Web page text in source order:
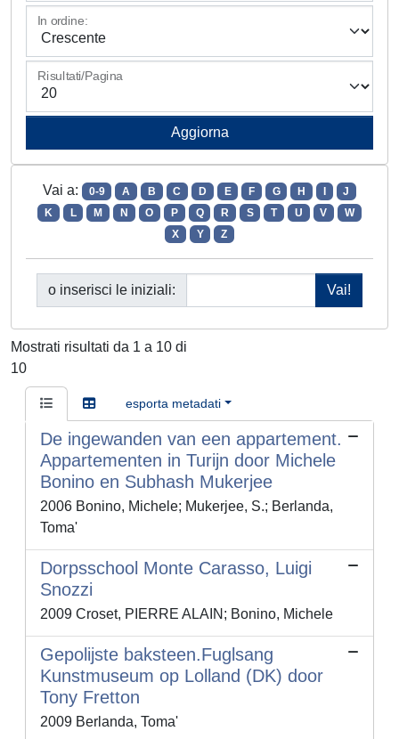
In ordine:
Risultati/Pagina
Vai a: 0-9 A B C D E F G H
J
K
L M N O P Q R S T U V
W
X
Y Z
o inserisci le iniziali:
Mostrati risultati da 1 a 10 di
10
esporta metadati
De ingewanden van een appartement.
Appartementen in Turijn door Michele
Bonino en Subhash Mukerjee
2006 Bonino, Michele; Mukerjee, S.; Berlanda,
Toma'
Dorpsschool Monte Carasso, Luigi
Snozzi
2009 Croset, PIERRE ALAIN; Bonino, Michele
Gepolijste baksteen.Fuglsang
Kunstmuseum op Lolland (DK) door
Tony Fretton
2009 Berlanda, Toma'